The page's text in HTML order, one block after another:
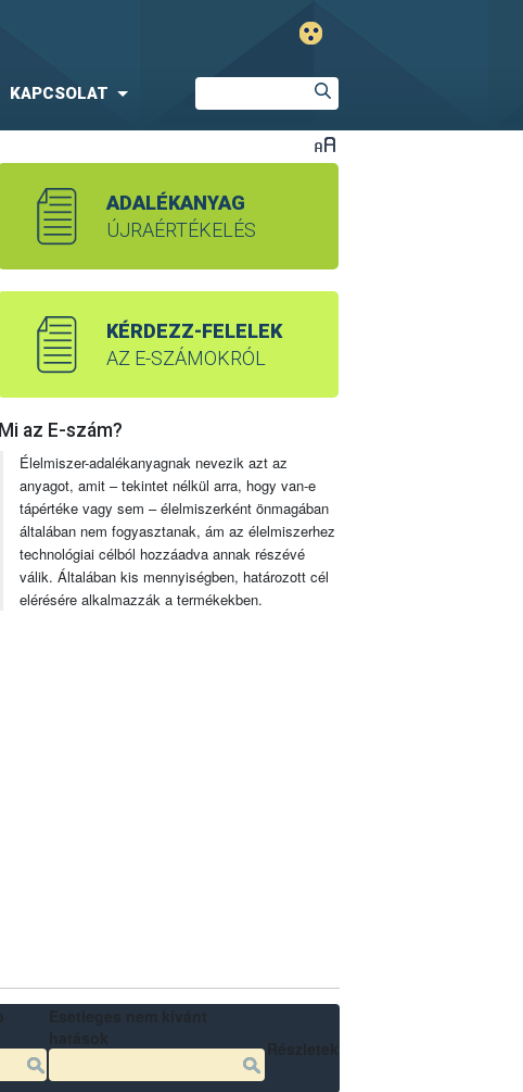
KAPCSOLAT
ADALÉKANYAG
ÚJRAÉRTÉKELÉS
KÉRDEZZ-FELELEK
AZ E-SZÁMOKRÓL
Mi az E-szám?
Élelmiszer-adalékanyagnak nevezik azt az
anyagot, amit – tekintet nélkül arra, hogy van-e
tápértéke vagy sem – élelmiszerként önmagában
általában nem fogyasztanak, ám az élelmiszerhez
technológiai célból hozzáadva annak részévé
válik. Általában kis mennyiségben, határozott cél
elérésére alkalmazzák a termékekben.